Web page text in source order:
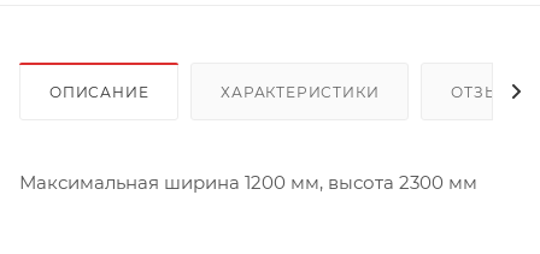
ОПИСАНИЕ ХАРАКТЕРИСТИКИ ОТЗЫВЫ
Максимальная ширина 1200 мм, высота 2300 мм